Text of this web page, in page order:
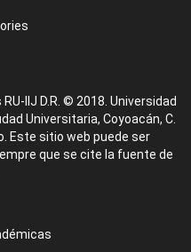
IIJ D.R. © 2018. Universidad
Universitaria, Coyoacán, C.
Este sitio web puede ser
que se cite la fuente de